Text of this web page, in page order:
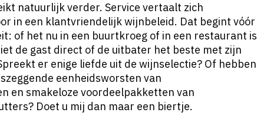
natuurlijk verder. Service vertaalt zich
in een klantvriendelijk wijnbeleid. Dat begint vóór
of het nu in een buurtkroeg of in een restaurant is
de gast direct of de uitbater het beste met zijn
er enige liefde uit de wijnselectie? Of hebben
eenheidsworsten van
en smakeloze voordeelpakketten van
Doet u mij dan maar een biertje.